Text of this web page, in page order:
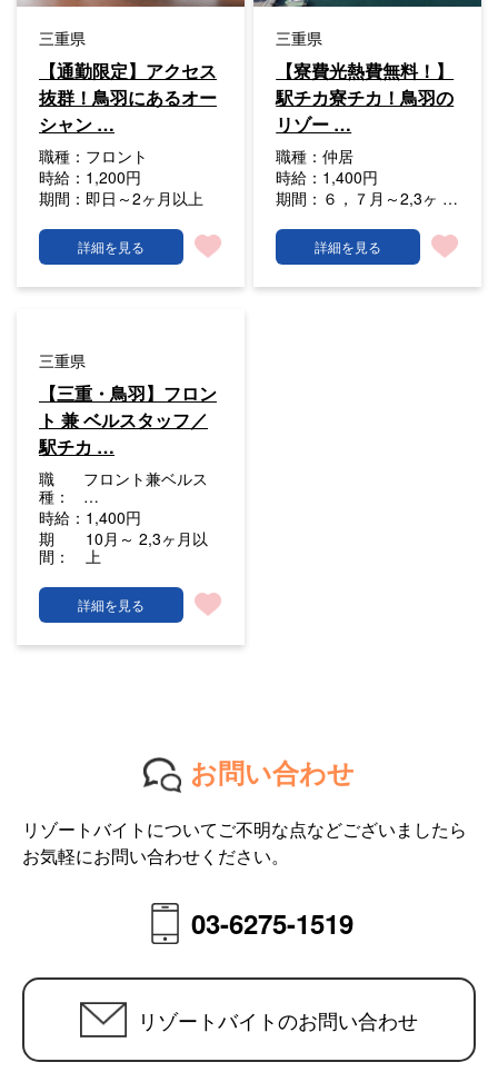
三重県
【通勤限定】アクセス
抜群！鳥羽にあるオー
シャン …
職種： フロント
時給： 1,200円
期間： 即日～2ヶ月以上
詳細を見る
三重県
【寮費光熱費無料！】
駅チカ寮チカ！鳥羽の
リゾー …
職種：仲居
時給： 1,400円
期間： ６，７月～2,3ヶ …
詳細を見る
三重県
【三重・鳥羽】フロン
ト 兼 ベルスタッフ／
駅チカ …
職
種：
フロント兼ベルス
…
時給： 1,400円
期
間：
10月～ 2,3ヶ月以
上
詳細を見る
お問い合わせ
リゾートバイトについてご不明な点などございましたら
お気軽にお問い合わせください。
03-6275-1519
リゾートバイトのお問い合わせ